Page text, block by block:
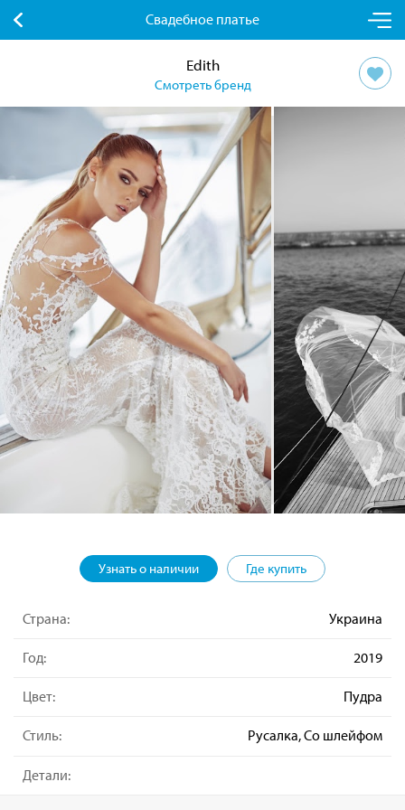
Свадебное платье
Edith
Смотреть бренд
Узнать о наличии Где купить
Страна: Украина
Год: 2019
Цвет: Пудра
Стиль: Русалка, Со шлейфом
Детали: